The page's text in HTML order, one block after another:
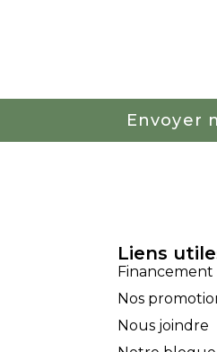
Envoyer
Liens
Financement
Nos
Nous joindre